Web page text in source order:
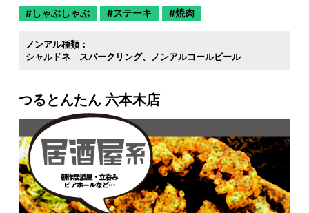
しゃぶしゃぶ ステーキ 焼肉
ノンアル種類：
シャルドネ スパークリング
ノンアルコールビール
つるとんたん 六本木店